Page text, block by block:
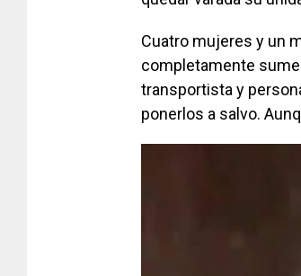
Cuatro mujeres y un
completamente
transportista y
ponerlos a salvo.